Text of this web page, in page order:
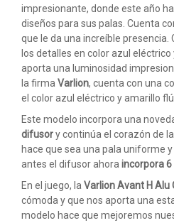
impresionante, donde este año
diseños para sus palas. Cuenta
que le da una increíble presencia.
los detalles en color azul eléctrico
aporta una luminosidad
la firma Varlion, cuenta con una
el color azul eléctrico y amarillo
Este modelo incorpora una
difusory continúa el corazón de
hace que sea una pala uniforme
antes el difusor ahora incorpora
En el juego, la Varlion Avant H Alu
cómoda y que nos aporta una
modelo hace que mejoremos